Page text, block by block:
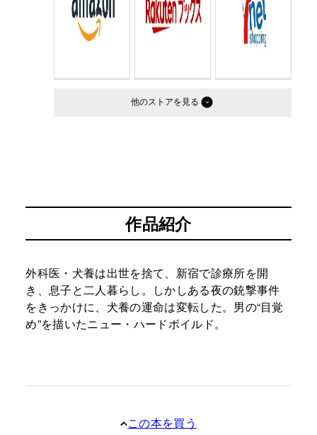
他のストア
作品紹介
外科医・犬養は出世を捨て、新宿で診療所を開
き、息子と二人暮らし。しかしある夜の銃撃事件
をきっかけに、犬養の運命は変転した。男の“目覚
め”を描いたニュー・ハードボイルド。
この本を買う